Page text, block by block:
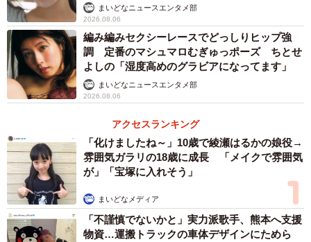
まいどなニュースエンタメ部
2026.08.06
編み編みセクシーレースでどっしりヒップ強
調 定番のマシュマロむぎゅっポーズ ちとせ
よしの「湿度高めのグラビアになってます」
まいどなニュースエンタメ部
2026.08.06
アクセスランキング
「化けましたね～」10歳で綾瀬はるかの娘役→
雰囲気ガラリの18歳に成長 「メイクで雰囲気
が」「宝塚に入れそう」
まいどなメディア
「不謹慎でないかと」実力派歌手、熊本へ支援
物資…運搬トラックの車体デザインにためら